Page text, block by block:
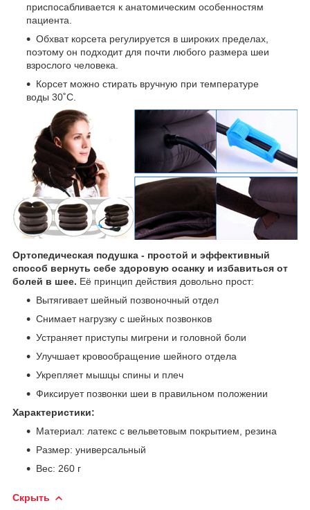
приспосабливается к анатомическим особенностям
пациента.
Обхват корсета регулируется в широких пределах,
поэтому он подходит для почти любого размера шеи
взрослого человека.
Корсет можно стирать вручную при температуре
воды 30˚C.
Ортопедическая подушка - простой и эффективный
способ вернуть себе здоровую осанку и избавиться от
болей в шее. Её принцип действия довольно прост:
Вытягивает шейный позвоночный отдел
Снимает нагрузку с шейных позвонков
Устраняет приступы мигрени и головной боли
Улучшает кровообращение шейного отдела
Укрепляет мышцы спины и плеч
Фиксирует позвонки шеи в правильном положении
Характеристики:
Материал: латекс с вельветовым покрытием, резина
Размер: универсальный
Вес: 260 г
Скрыть